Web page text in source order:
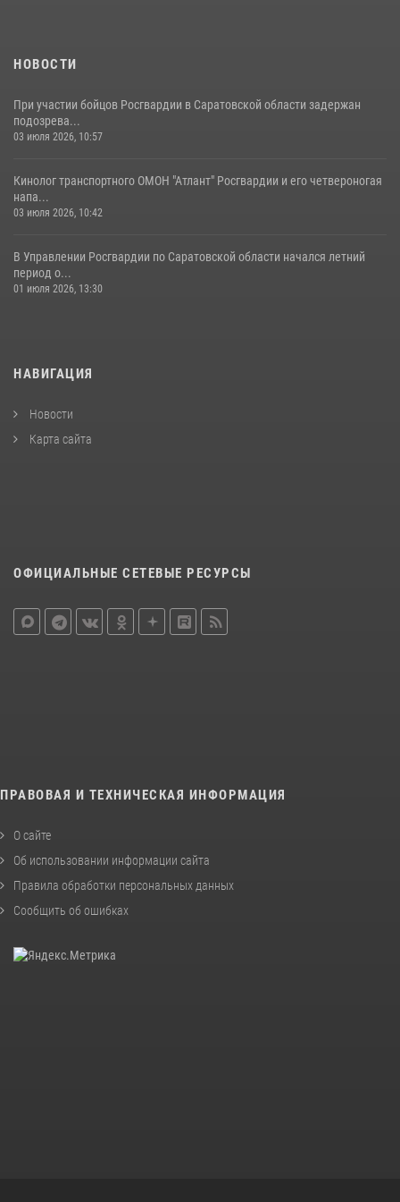
07 августа 2026, 11:35
НОВОСТИ
При участии бойцов Росгвардии в Саратовской области задержан
подозрева...
03 июля 2026, 10:57
Кинолог транспортного ОМОН "Атлант" Росгвардии и его четвероногая
напа...
03 июля 2026, 10:42
В Управлении Росгвардии по Саратовской области начался летний
период о...
01 июля 2026, 13:30
НАВИГАЦИЯ
Новости
Карта сайта
ОФИЦИАЛЬНЫЕ СЕТЕВЫЕ РЕСУРСЫ
ПРАВОВАЯ И ТЕХНИЧЕСКАЯ ИНФОРМАЦИЯ
О сайте
Об использовании информации сайта
Правила обработки персональных данных
Сообщить об ошибках